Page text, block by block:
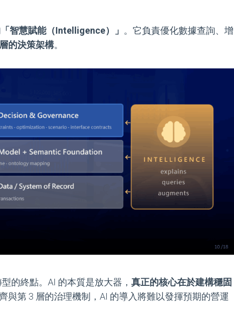
智慧賦能（Intelligence）」 。它負責優化數據查詢、增
的決策架構。
的終點。AI 的本質是放大器， 真正的核心在於建構穩固
與第 3 層的治理機制，AI 的導入將難以發揮預期的營運